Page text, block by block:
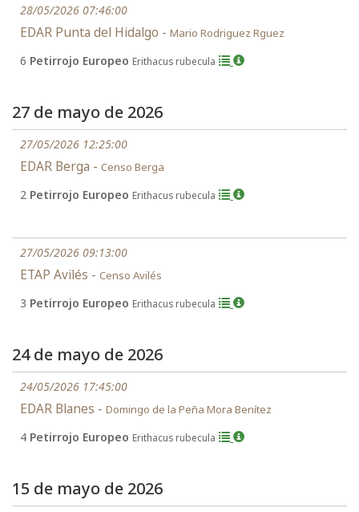
28/05/2026 07:46:00
EDAR Punta del Hidalgo - Mario Rodriguez Rguez
6 Petirrojo Europeo Erithacus rubecula
27 de mayo de 2026
27/05/2026 12:25:00
EDAR Berga - Censo Berga
2 Petirrojo Europeo Erithacus rubecula
27/05/2026 09:13:00
ETAP Avilés - Censo Avilés
3 Petirrojo Europeo Erithacus rubecula
24 de mayo de 2026
24/05/2026 17:45:00
EDAR Blanes - Domingo de la Peña Mora Benítez
4 Petirrojo Europeo Erithacus rubecula
15 de mayo de 2026